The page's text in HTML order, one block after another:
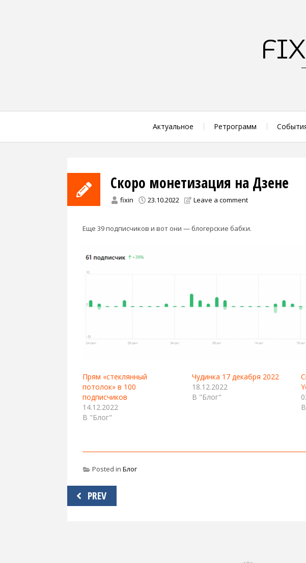
Актуальное Ретрограмм
Скоро монетизация на Дзене
fixin 23.10.2022 Leave a comment
Еще 39 подписчиков и вот они — блогерские бабки.
Прям «стеклянный
потолок» в 100
подписчиков
14.12.2022
В "Блог"
Чудинка 17 декабря 2022
18.12.2022
В "Блог"
Posted in Блог
Навигация
по
PREV